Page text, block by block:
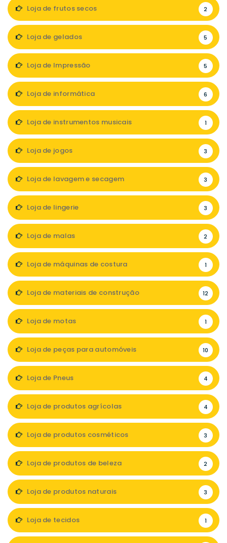
Loja de frutos secos 2
Loja de gelados 5
Loja de Impressão 5
Loja de informática 6
Loja de instrumentos musicais 1
Loja de jogos 3
Loja de lavagem e secagem 3
Loja de lingerie 3
Loja de malas 2
Loja de máquinas de costura 1
Loja de materiais de construção 12
Loja de motas 1
Loja de peças para automóveis 10
Loja de Pneus 4
Loja de produtos agrícolas 4
Loja de produtos cosméticos 3
Loja de produtos de beleza 2
Loja de produtos naturais 3
Loja de tecidos 1